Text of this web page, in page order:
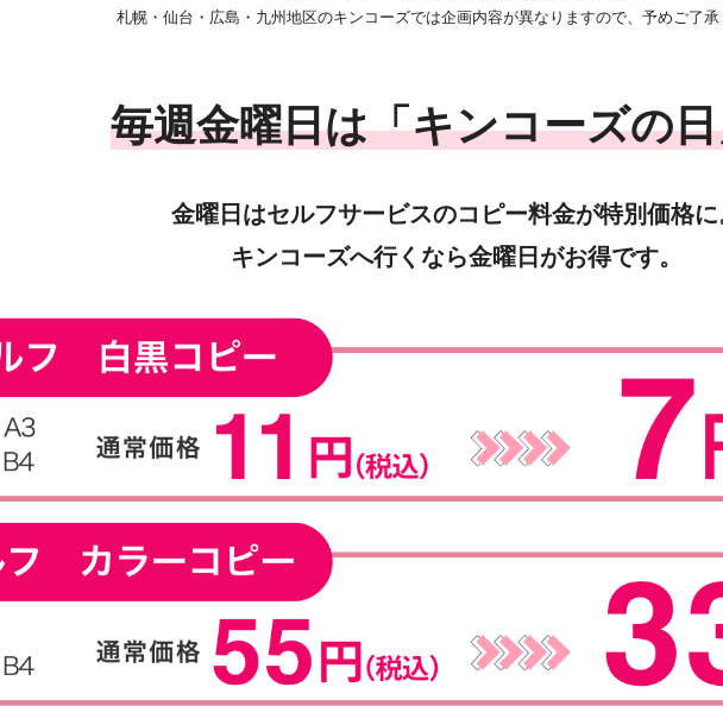
札幌・仙台・広島・九州地区のキンコーズでは企画内容が異なりますので、予めご了承
毎週金曜日は「キンコーズの
金曜日はセルフサービスのコピー料金が特別価格に
キンコーズへ行くなら金曜日がお得です。